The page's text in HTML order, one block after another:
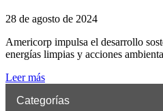
28 de agosto de 2024
Americorp impulsa el desarrollo
energías limpias y acciones
Leer más
Categorías